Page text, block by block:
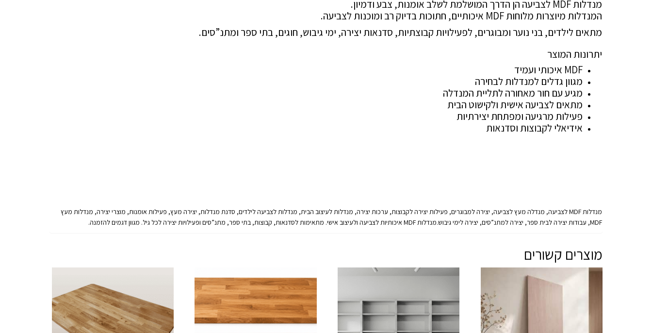
מנדלות MDF לצביעה הן הדרך המושלמת לשלב אומנות, צבע ודמיון.
המנדלות מיוצרות מלוחות MDF איכותיים, חתוכות בדיוק רב ומוכנות לצביעה.
מתאים לילדים, בני נוער ומבוגרים, לפעילויות קבוצתיות, סדנאות יצירה, ימי גיבוש, חוגים, בתי ספר ומתנ”סים.
יתרונות המוצר
MDF איכותי ועמיד
מגוון גדלים למנדלות לבחירה
מגיע עם חור מאחורה לתליית המנדלה
מתאים לצביעה אישית ולקישוט הבית
פעילות מרגיעה ומפתחת יצירתיות
אידיאלי לקבוצות וסדנאות
מנדלות MDF לצביעה, מנדלה מעץ לצביעה, יצירה למבוגרים, פעילות יצירה לקבוצות, ערכות יצירה, מנדלות לעיצוב הבית, מנדלות לצביעה לילדים, סדנת מנדלות, יצירה מעץ, פעילות אומנות, מוצרי יצירה, מנדלות מעץ
MDF, עבודות יצירה לבית ספר, יצירה למתנ”סים, יצירה לימי גיבוש.מנדלות MDF איכותיות לצביעה ולעיצוב אישי. מתאימות לסדנאות, קבוצות, בתי ספר, מתנ”סים ופעילויות יצירה לכל גיל. מגוון דגמים להזמנה.
מוצרים קשורים